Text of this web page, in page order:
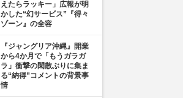
えたらラッキー」広報が明
かした“幻サービス”『得々
ゾーン』の全容
『ジャングリア沖縄』開業
から4か月で「もうガラガ
ラ」衝撃の閑散ぶりに集ま
る“納得”コメントの背景事
情